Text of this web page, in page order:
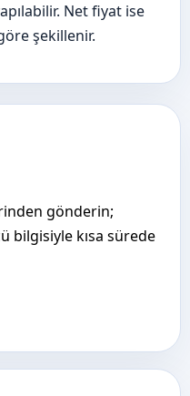
Net fiyat ise
şekillenir.
gönderin;
bilgisiyle kısa sürede